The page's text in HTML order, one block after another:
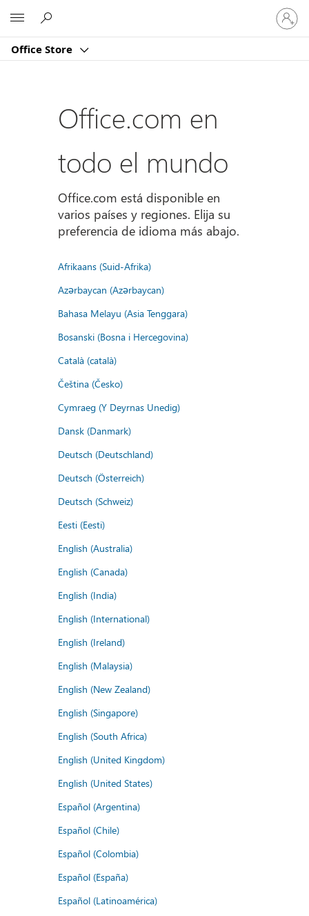
Office Store
Iniciar
sesión
en
cuenta
Office.com en
todo el mundo
Office.com está disponible en
varios países y regiones. Elija su
preferencia de idioma más abajo.
Afrikaans (Suid-Afrika)
Azərbaycan (Azərbaycan)
Bahasa Melayu (Asia Tenggara)
Bosanski (Bosna i Hercegovina)
Català (català)
Čeština (Česko)
Cymraeg (Y Deyrnas Unedig)
Dansk (Danmark)
Deutsch (Deutschland)
Deutsch (Österreich)
Deutsch (Schweiz)
Eesti (Eesti)
English (Australia)
English (Canada)
English (India)
English (International)
English (Ireland)
English (Malaysia)
English (New Zealand)
English (Singapore)
English (South Africa)
English (United Kingdom)
English (United States)
Español (Argentina)
Español (Chile)
Español (Colombia)
Español (España)
Español (Latinoamérica)